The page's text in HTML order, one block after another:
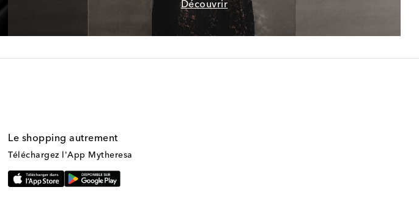
Découvrir
Le shopping autrement
Téléchargez l'App Mytheresa